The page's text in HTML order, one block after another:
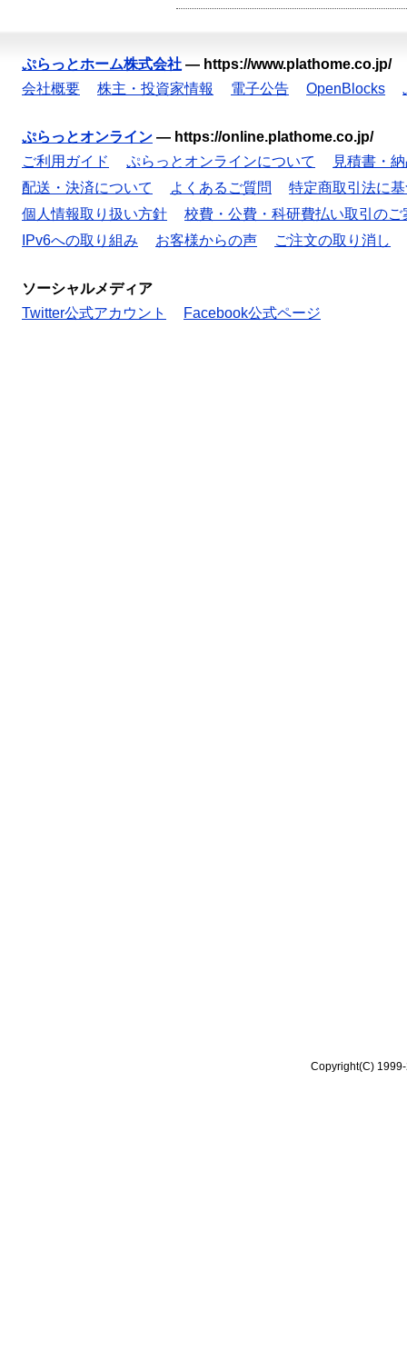
ぷらっとホーム株式会社 — https://www.plathome.co.jp/
会社概要
株主・投資家情報 電子公告 OpenBlocks
ぷらっとオンライン — https://online.plathome.co.jp/
ご利用ガイド
ぷらっとオンラインについて
見積書・
配送・決済について
よくあるご質問
特定商取引法に
個人情報取り扱い方針
校費・公費・科研費払い取引のご
IPv6への取り組み
お客様からの声 ご注文の取り消し
ソーシャルメディア
Twitter公式アカウント
Facebook公式ページ
Copyright(C)